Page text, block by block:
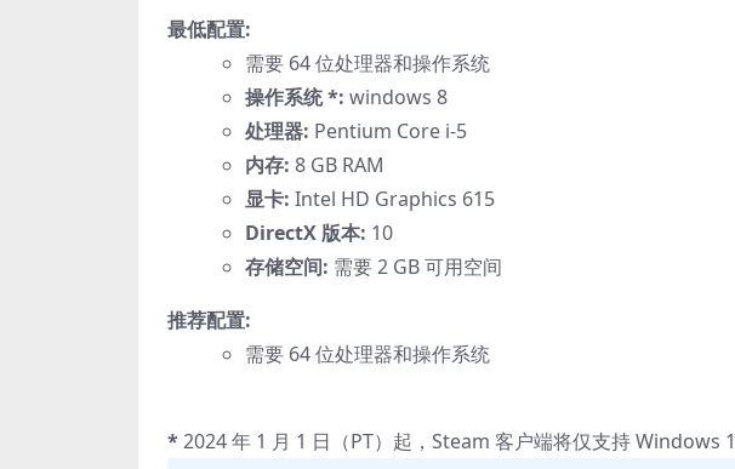
最低配置:
需要 64 位处理器和操作系统
操作系统 *: windows 8
处理器: Pentium Core i-5
内存: 8 GB RAM
显卡: Intel HD Graphics 615
DirectX 版本: 10
存储空间: 需要 2 GB 可用空间
推荐配置:
需要 64 位处理器和操作系统
*2024 年 1 月 1 日（PT）起，Steam 客户端将仅支持 Windows